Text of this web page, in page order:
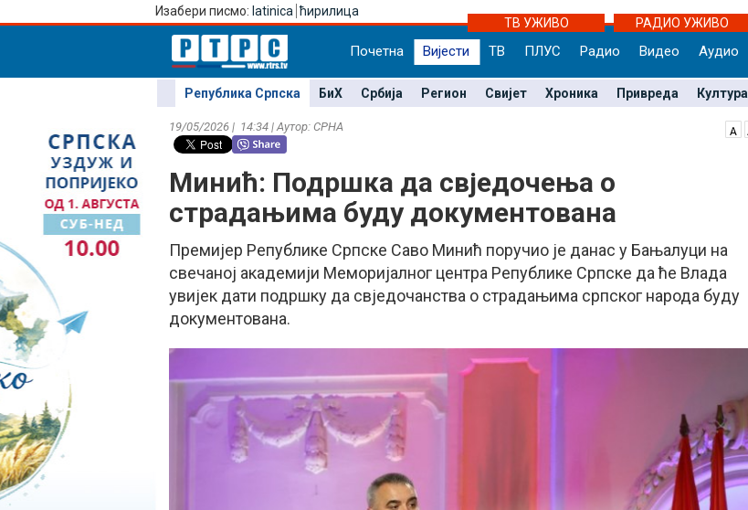
Изабери писмо: latinica ћирилица
ТВ УЖИВО
РАДИО УЖИВО
Почетна Вијести ТВ ПЛУС Радио Видео Аудио
Република Српска БиХ Србија Регион Свијет Хроника Привреда Култура
19/05/2026 | 14:34 | Аутор: СРНА
Минић: Подршка да свједочења о
страдањима буду документована
Премијер Републике Српске Саво Минић поручио је данас у Бањалуци на
свечаној академији Меморијалног центра Републике Српске да ће Влада
увијек дати подршку да свједочанства о страдањима српског народа буду
документована.